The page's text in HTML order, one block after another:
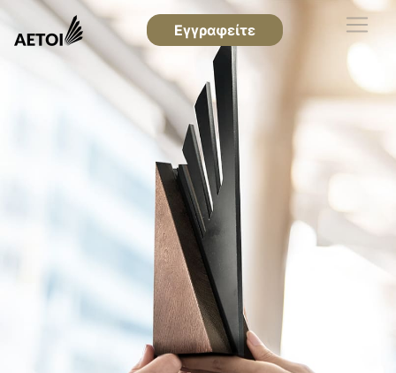
Εγγραφείτε